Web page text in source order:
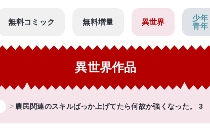
無料コミック 無料増量 異世界
少年
青年
異世界作品
農民関連のスキルばっか上げてたら何故か強くなった。 3